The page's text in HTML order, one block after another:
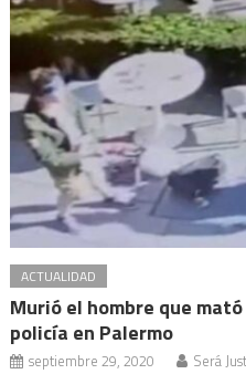
ACTUALIDAD
Murió el hombre que
policía en Palermo
septiembre 29, 2020 Será